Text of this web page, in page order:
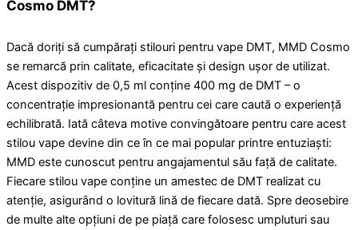
Cosmo DMT?
Dacă doriți să cumpărați stilouri pentru vape DMT, MMD Cosmo
se remarcă prin calitate, eficacitate și design ușor de utilizat.
Acest dispozitiv de 0,5 ml conține 400 mg de DMT – o
concentrație impresionantă pentru cei care caută o experiență
echilibrată. Iată câteva motive convingătoare pentru care acest
stilou vape devine din ce în ce mai popular printre entuziaști:
MMD este cunoscut pentru angajamentul său față de calitate.
Fiecare stilou vape conține un amestec de DMT realizat cu
atenție, asigurând o lovitură lină de fiecare dată. Spre deosebire
de multe alte opțiuni de pe piață care folosesc umpluturi sau